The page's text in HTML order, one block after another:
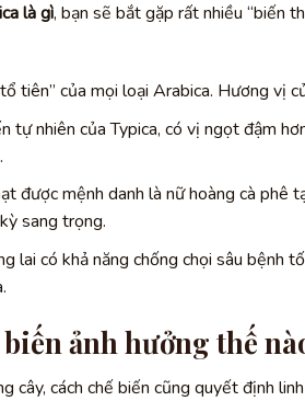
là gì, bạn sẽ bắt gặp rất nhiều “biến
tiên” của mọi loại Arabica. Hương vị
nhiên của Typica, có vị ngọt đậm
được mệnh danh là nữ hoàng cà
sang trọng.
lai có khả năng chống chọi sâu bệnh
ảnh hưởng thế
cây, cách chế biến cũng quyết định